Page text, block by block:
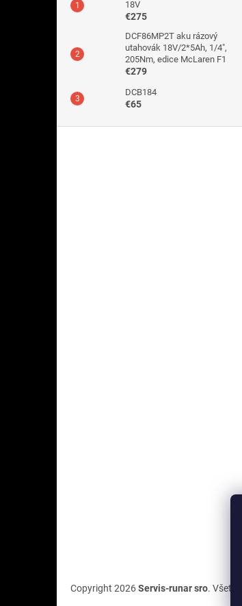
18V
€275
DCF86MP2T aku rázový
utahovák 18V/2*5Ah, 1/4",
205Nm, edice McLaren F1
€279
DCB184
€65
Copyright 2026Servis-runar sro.